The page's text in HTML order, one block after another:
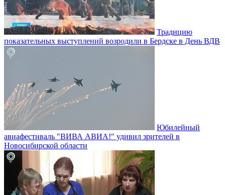
Традицию
показательных выступлений возродили в Бердске в День ВДВ
Юбилейный
авиафестиваль "ВИВА АВИА!" удивил зрителей в
Новосибирской области